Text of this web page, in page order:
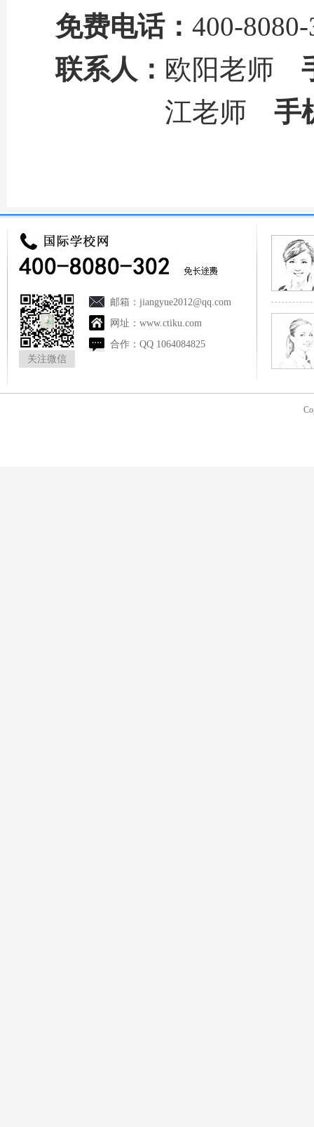
免费电话： 400-
联系人： 欧阳老师
江老师 手
关注微信
邮箱： jiangyue2012@qq.com
网址： www.ctiku.com
合作： QQ 1064084825